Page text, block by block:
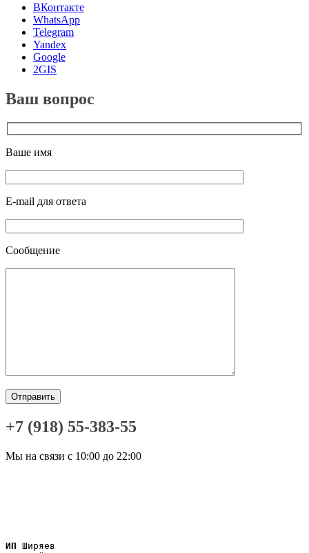
ВКонтакте
WhatsApp
Telegram
Yandex
Google
2GIS
Ваш вопрос
Ваше имя
E-mail для ответа
Сообщение
+7 (918) 55-383-55
Мы на связи с 10:00 до 22:00
ИП Ширяев